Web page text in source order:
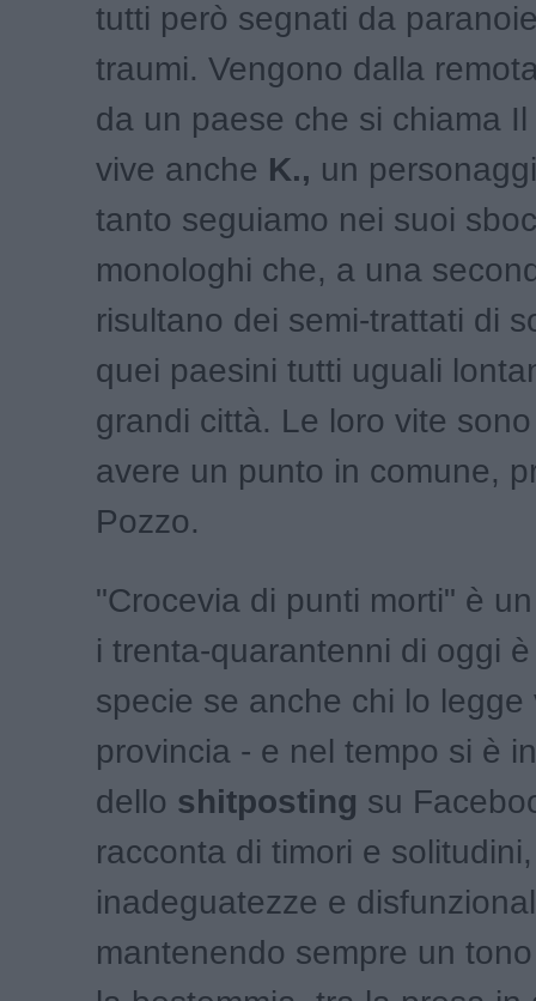
tutti però segnati da
traumi. Vengono dalla
da un paese che si chiama
vive anche K., un
tanto seguiamo nei suoi
monologhi che, a una
risultano dei semi-trattati di
quei paesini tutti uguali
grandi città. Le loro vite
avere un punto in comune,
Pozzo.
"Crocevia di punti morti" è
i trenta-quarantenni di oggi
specie se anche chi lo legge
provincia - e nel tempo si è
dello shitposting su
racconta di timori e
inadeguatezze e
mantenendo sempre un